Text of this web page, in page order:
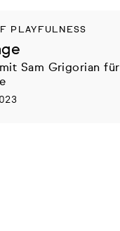
PLAYFULNESS
Sam Grigorian für